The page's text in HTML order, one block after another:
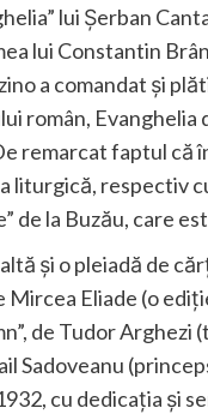
lui Şerban
lui Constantin
a comandat şi
român,
remarcat faptul că
liturgică, respectiv
de la Buzău, care
și o pleiadă de
Mircea Eliade (o
de Tudor
Sadoveanu
cu dedicația și